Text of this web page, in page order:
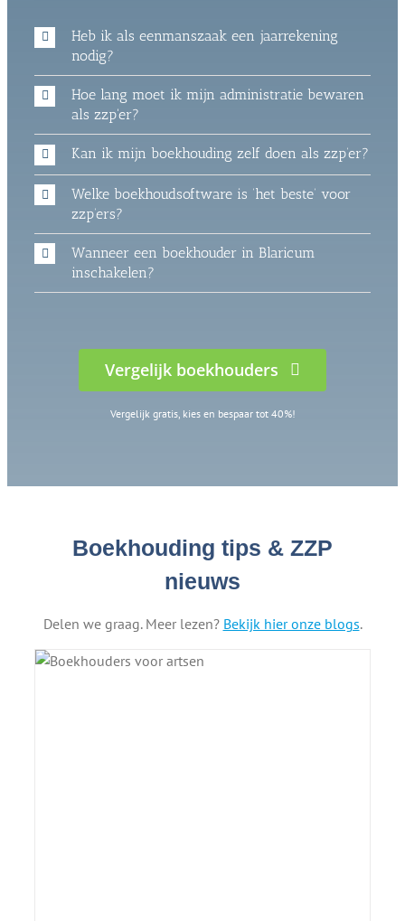
Heb ik als eenmanszaak een jaarrekening
nodig?
Hoe lang moet ik mijn administratie bewaren
als zzp'er?
Kan ik mijn boekhouding zelf doen als zzp’er?
Welke boekhoudsoftware is ‘het beste’ voor
zzp’ers?
Wanneer een boekhouder in Blaricum
inschakelen?
Vergelijk boekhouders
Vergelijk gratis, kies en bespaar tot 40%!
Boekhouding tips & ZZP
nieuws
Delen we graag. Meer lezen? Bekijk hier onze blogs.